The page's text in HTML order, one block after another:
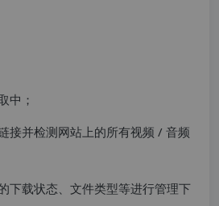
中；
接并检测网站上的所有视频 / 音频
下载状态、文件类型等进行管理下